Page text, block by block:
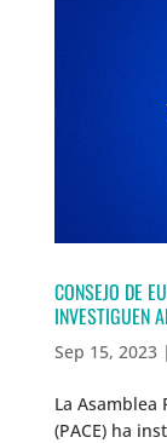
CONSEJO DE
INVESTIGUEN
Sep 15, 2023|
La Asamblea
(PACE) ha